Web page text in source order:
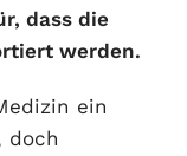
dass die
werden.
ein
doch